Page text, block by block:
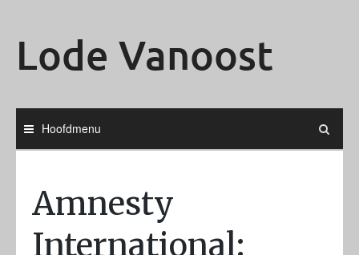
Lode Vanoost
Hoofdmenu
Amnesty
International: